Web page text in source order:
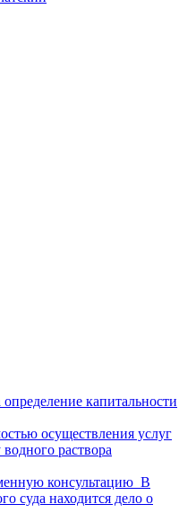
капитальности
осуществления услуг
раствора
консультацию В
суда находится дело о